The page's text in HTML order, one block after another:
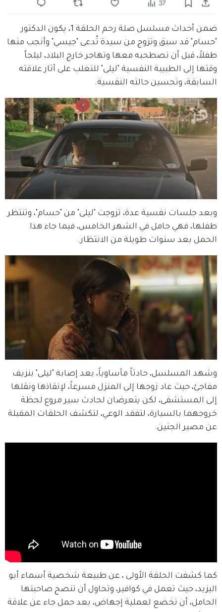
ضمن أحداث مسلسل صلة رحم الحلقة 1، يكون الدكتور
"حسام" قد سبق وتزوج من سيدة تُدعى "جيسي" وأنجب منها
طفلاً، قبل أن تصطحبه معها وتهاجر خارج البلاد، ليلجأ
وقتها إلى الطبيبة النفسية "ليلى" للتغلب على آثار علاقته
السابقة، وتحسين حالته النفسية.
وبعد جلسات نفسية عدة، تزوجت "ليلى" من "حسام"، وتنتظر
طفلها، فهي حامل في الشهر الخامس، فيما جاء هذا
الحمل بعد سنوات طويلة من الانتظار.
وشهد المسلسل، حادثاً مآساوياً، بعد إصابة "ليلى" بنزيف
مفاجئ، حيث عاد زوجها إلى المنزل مسرعاً، لإنقاذها ونقلها
إلى المستشفى، لكن يتعرضان لحادث سير مروع لحظة
خروجهما بالسيارة، لتفقد الوعي، لتكشف الحلقات المقبلة
عن مصير الجنين.
كما كشفت الحلقة الأولى ، عن طبيعة شخصية أسماء أبو
اليزيد، حيث تعمل في كوافير، وتحاول أن تنصح صاحبتها
الحامل، أن تخضع لعملية إجهاض، بعد حمل جاء عن علاقة